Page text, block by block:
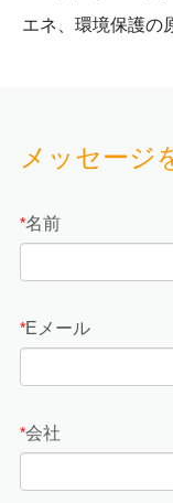
エネ、環境保護の
メッセージ
*名前
*Eメール
*会社